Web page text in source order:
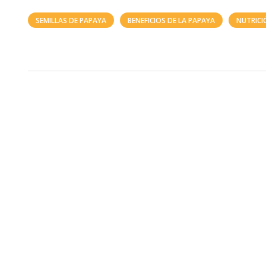
SEMILLAS DE PAPAYA BENEFICIOS DE LA PAPAYA